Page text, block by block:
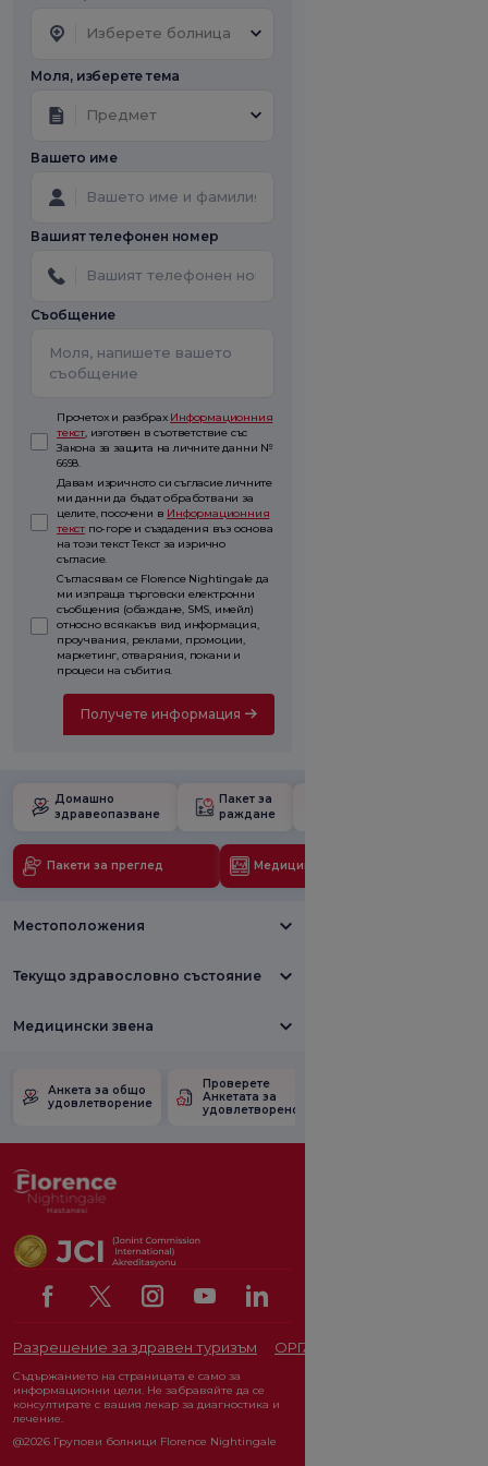
Изберете болница
Моля, изберете тема
Предмет
Вашето име
Вашият телефонен номер
Съобщение
Прочетох и разбрах Информационния
текст , изготвен в съответствие със
Закона за защита на личните данни №
6698.
Давам изричното си съгласие личните
ми данни да бъдат обработвани за
целите, посочени в Информационния
текст по-горе и създадения въз основа
на този текст Текст за изрично
съгласие.
Съгласявам се Florence Nightingale да
ми изпраща търговски електронни
съобщения (обаждане, SMS, имейл)
относно всякакъв вид информация,
проучвания, реклами, промоции,
маркетинг, отваряния, покани и
процеси на събития.
Получете информация
Домашно
здравеопазване
Пакет за
раждане
Пакети за преглед Медицински технологии
Местоположения
Текущо здравословно състояние
Медицински звена
Анкета за общо
удовлетворение
Проверете
Анкетата за
удовлетвореност.
Разрешение за здравен туризъм ОРГАН ЗА ЗАЩИТА НА
Съдържанието на страницата е само за
информационни цели. Не забравяйте да се
консултирате с вашия лекар за диагностика и
лечение.
@2026 Групови болници Florence Nightingale